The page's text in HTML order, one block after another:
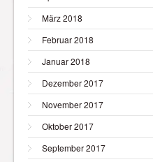
März 2018
Februar 2018
Januar 2018
Dezember 2017
November 2017
Oktober 2017
September 2017